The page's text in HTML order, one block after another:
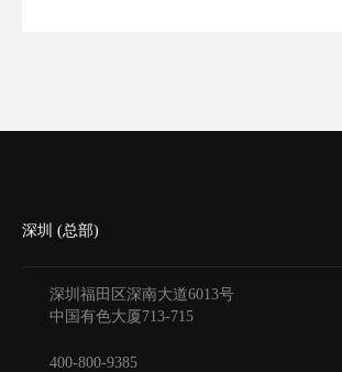
深圳 (总部)
深圳福田区深南大道6013号
中国有色大厦 713-715
400-800-9385